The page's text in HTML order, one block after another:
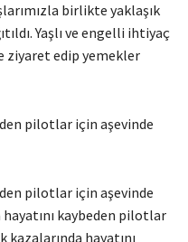
birlikte yaklaşık
Yaşlı ve engelli ihtiyaç
ziyaret edip yemekler
pilotlar için aşevinde
pilotlar için aşevinde
hayatını kaybeden pilotlar
kazalarında hayatını